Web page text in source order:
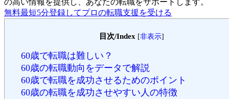
無料最短5分登録してプロの転職支援を受ける
目次/Index [非表示]
60歳で転職は難しい？
60歳の転職動向をデータで解説
60歳で転職を成功させるためのポイント
60歳の転職を成功させやすい人の特徴